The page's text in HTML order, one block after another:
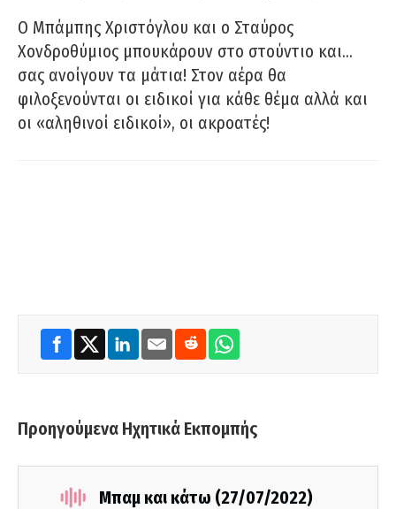
O Μπάμπης Χριστόγλου και ο Σταύρος
Χονδροθύμιος μπουκάρουν στο στούντιο και…
σας ανοίγουν τα μάτια! Στον αέρα θα
φιλοξενούνται οι ειδικοί για κάθε θέμα αλλά και
οι «αληθινοί ειδικοί», οι ακροατές!
Προηγούμενα Ηχητικά Εκπομπής
Μπαμ και κάτω (27/07/2022)